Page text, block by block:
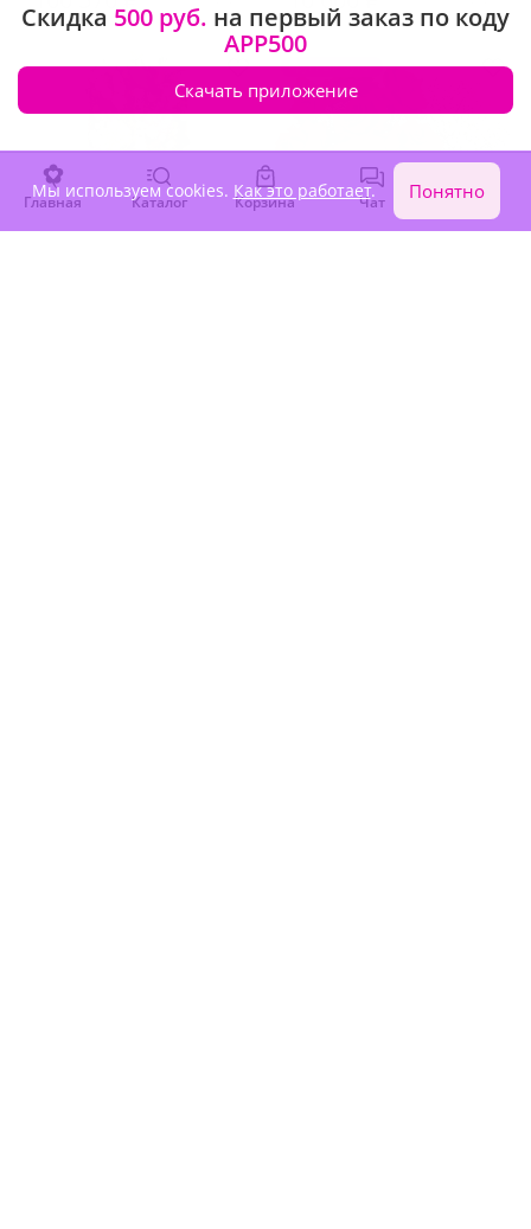
Крупный бутон
Главная Каталог Корзина Чат Войти
Скидка 500 руб. на первый заказ по коду
APP500
Скачать приложение
Мы используем cookies. Как это работает. Понятно